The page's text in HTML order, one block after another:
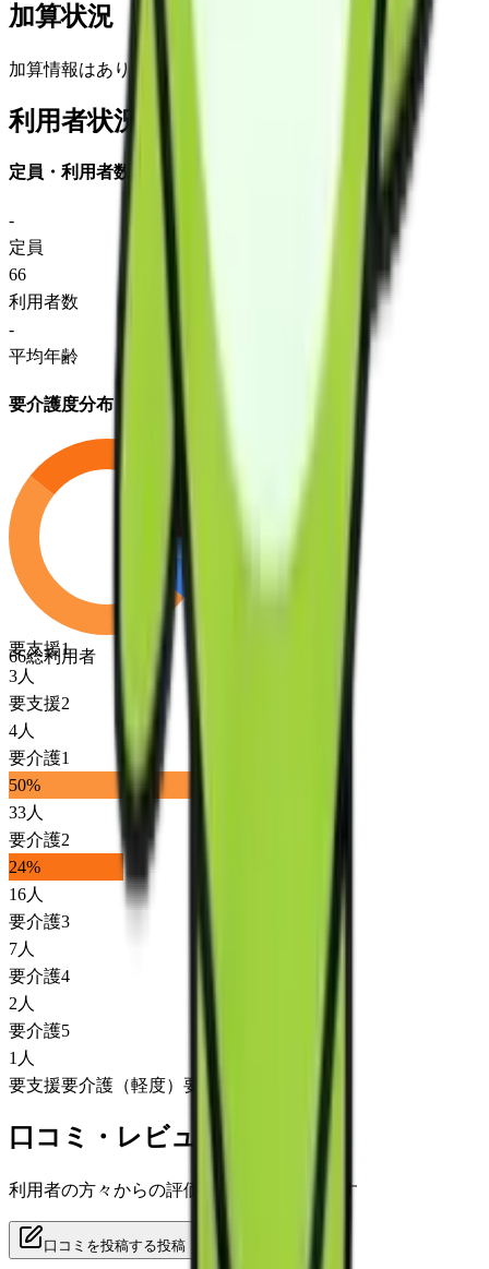
加算状況
加算情報はありません
利用者状況
定員・利用者数
-
定員
66
利用者数
-
平均年齢
要介護度分布
66総利用者
要支援1
3人
要支援2
4人
要介護1
50%
33人
要介護2
24%
16人
要介護3
7人
要介護4
2 人
要介護5
1 人
要支援要介護（軽度） 要介護（重度）
口コミ・レビュー
利用者の方々からの評価をご覧いただけます
口コミを投稿する投稿